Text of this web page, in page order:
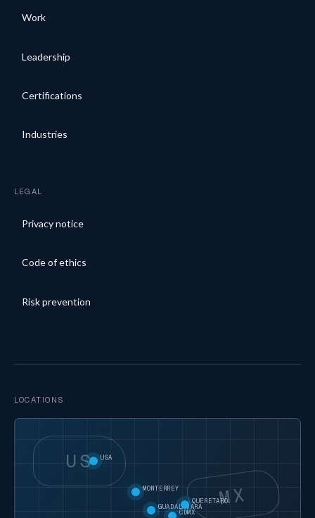
Work
Leadership
Certifications
Industries
LEGAL
Privacy notice
Code of ethics
Risk prevention
LOCATIONS
US
MX
USA
MONTERREY
GUADALAJARA
CDMX
QUERETARO